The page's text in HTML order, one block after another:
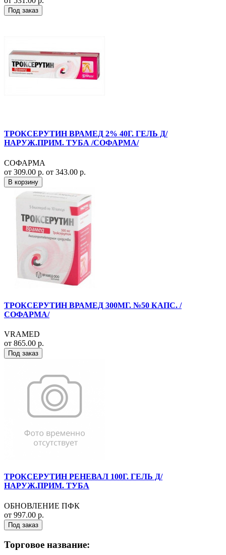
Под заказ
ТРОКСЕРУТИН ВРАМЕД 2% 40Г. ГЕЛЬ Д/
НАРУЖ.ПРИМ. ТУБА /СОФАРМА/
СОФАРМА
от 309.00 р. от 343.00 р.
В корзину
ТРОКСЕРУТИН ВРАМЕД 300МГ. №50 КАПС. /
СОФАРМА/
VRAMED
от 865.00 р.
Под заказ
ТРОКСЕРУТИН РЕНЕВАЛ 100Г. ГЕЛЬ Д/
НАРУЖ.ПРИМ. ТУБА
ОБНОВЛЕНИЕ ПФК
от 997.00 р.
Под заказ
Торговое название: